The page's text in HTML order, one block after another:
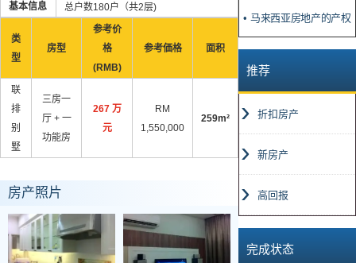
• 马来西亚房地产的产权
推荐
折扣房产
新房产
高回报
完成状态
基本信息
总户数180户（共2层)
类
型
房型
参考价
格
(RMB)
参考価格 面积
联
排
别
墅
三房一
厅 + 一
功能房
267 万
元
RM
1,550,000
259m²
房产照片